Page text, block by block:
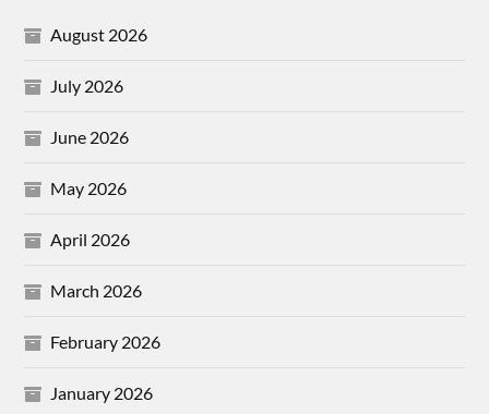
August 2026
July 2026
June 2026
May 2026
April 2026
March 2026
February 2026
January 2026